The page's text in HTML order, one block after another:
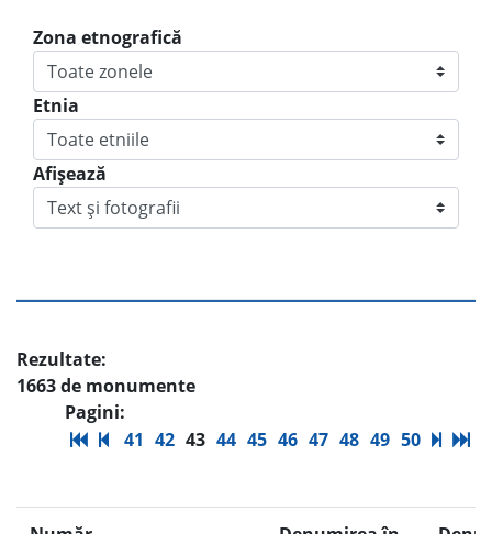
Zona etnografică
Etnia
Afișează
Rezultate:
1663 de monumente
Pagini:
41 42 43 44 45 46 47 48 49 50